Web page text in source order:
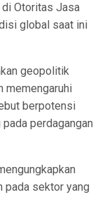
di Otoritas Jasa
global saat ini
geopolitik
memengaruhi
berpotensi
perdagangan
pada sektor yang